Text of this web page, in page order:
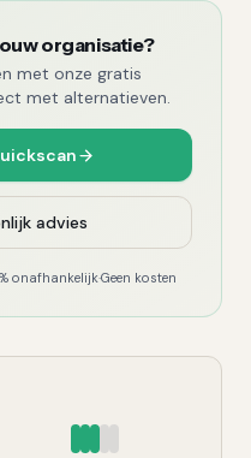
organisatie?
met onze gratis
met alternatieven.
advies
onafhankelijk·Geen kosten